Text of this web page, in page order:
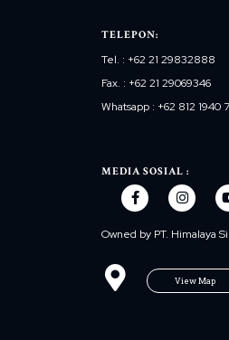
TELEPON:
Tel. : +62 21 29832888
Fax. : +62 21 29069346
Whatsapp : +62 812 1940
MEDIA SOSIAL :
Owned by PT. Himalaya
View Map